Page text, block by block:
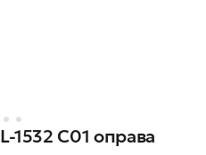
1532 C01 оправа